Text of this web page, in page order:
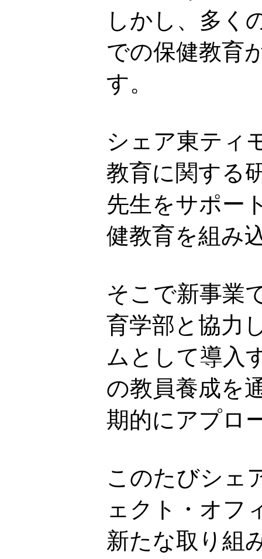
しかし、多く
での保健教育
す。
シェア東ティ
教育に関する
先生をサポー
健教育を組み
そこで新事業
育学部と協力
ムとして導入
の教員養成を
期的にアプロ
このたびシェ
ェクト・オフ
新たな取り組